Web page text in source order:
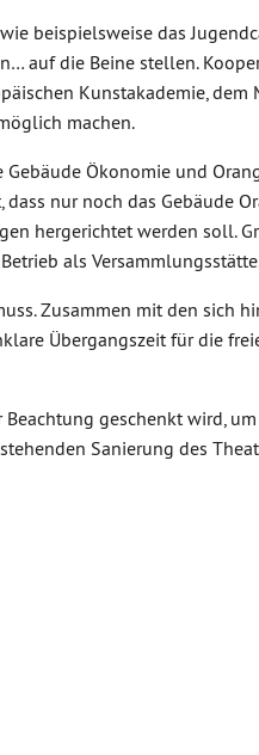
beispielsweise das
auf die Beine stellen.
Kunstakademie, dem
machen.
Ökonomie und
nur noch das Gebäude
hergerichtet werden soll.
als
Zusammen mit den sich
Übergangszeit für die
geschenkt wird,
Sanierung des